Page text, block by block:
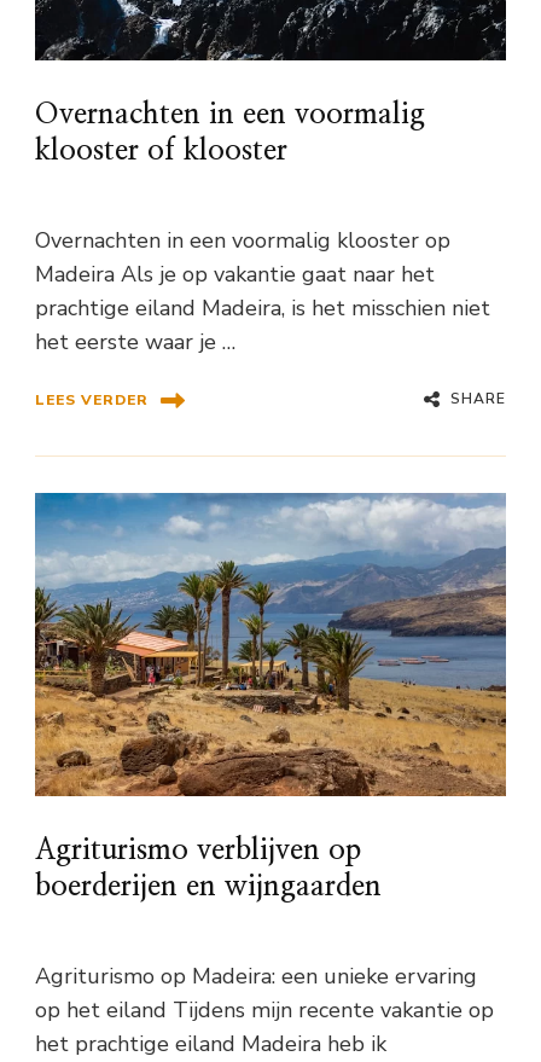
Overnachten in een voormalig
klooster of klooster
Overnachten in een voormalig klooster op
Madeira Als je op vakantie gaat naar het
prachtige eiland Madeira, is het misschien niet
het eerste waar je …
LEES VERDER SHARE
Agriturismo verblijven op
boerderijen en wijngaarden
Agriturismo op Madeira: een unieke ervaring
op het eiland Tijdens mijn recente vakantie op
het prachtige eiland Madeira heb ik